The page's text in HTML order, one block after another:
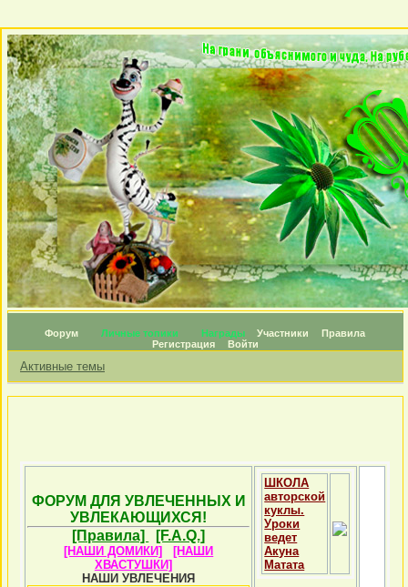
Форум Личные топики Награды Участники
Правила
Регистрация
Войти
Активные темы
ФОРУМ ДЛЯ УВЛЕЧЕННЫХ И
УВЛЕКАЮЩИХСЯ!
[Правила]
[F.A.Q.]
[НАШИ ДОМИКИ]
[НАШИ
ХВАСТУШКИ]
НАШИ УВЛЕЧЕНИЯ
ШКОЛА
авторской
куклы.
Уроки
ведет
Акуна
Матата